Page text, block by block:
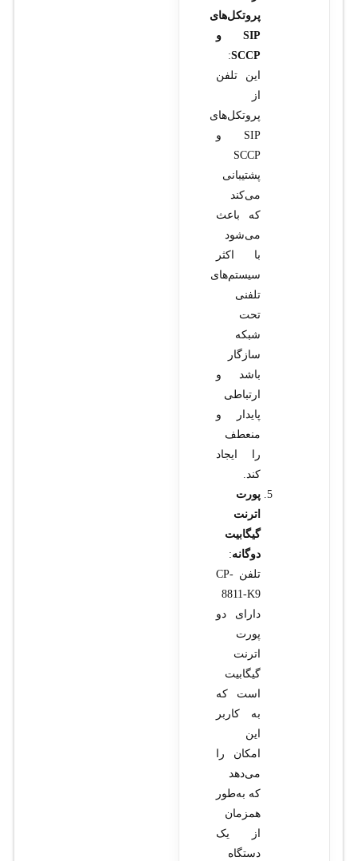
پروتکل‌های
SIP و
SCCP
:
این تلفن
از
پروتکل‌های
SIP و
SCCP
پشتیبانی
می‌کند
که باعث
می‌شود
با اکثر
سیستم‌های
تلفنی
تحت
شبکه
سازگار
باشد و
ارتباطی
پایدار و
منعطف
را ایجاد
کند.
پورت
اترنت
گیگابیت
دوگانه:
تلفن CP-
8811-K9
دارای دو
پورت
اترنت
گیگابیت
است که
به کاربر
این
امکان را
می‌دهد
که به‌طور
همزمان
از یک
دستگاه